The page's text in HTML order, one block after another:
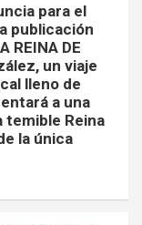
para el
publicación
REINA DE
un viaje
lleno de
a una
temible Reina
la única